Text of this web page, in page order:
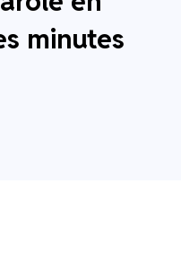
minutes